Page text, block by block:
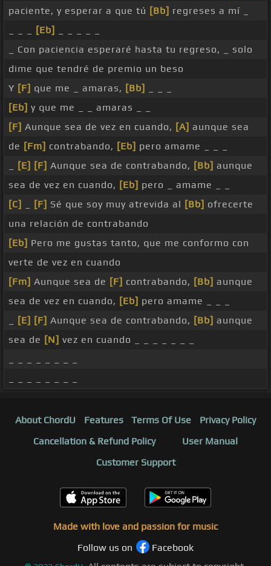
paciente, y esperar a que tú [Bb] regreses a mí _
[Eb]
_ Con paciencia esperaré hasta tu regreso, _ solo
dime que tendré de premio un beso
Y [F] que me _ amaras, [Bb]
[Eb] y que me _ _ amaras _ _
[F] Aunque sea de vez en cuando, [A] aunque sea
de [Fm] contrabando, [Eb] pero amame _ _ _
[E] [F] Aunque sea de contrabando, [Bb] aunque
sea de vez en cuando, [Eb] pero _ amame _ _
[C]
[F] Sé que soy muy atrevida al [Bb] ofrecerte
una relación de contrabando
[Eb] Pero me gustas tanto, que me conformo con
verte de vez en cuando
[Fm] Aunque sea de [F] contrabando, [Bb] aunque
sea de vez en cuando, [Eb] pero amame _ _ _
[E] [F] Aunque sea de contrabando, [Bb] aunque
sea de [N] vez en cuando _ _ _ _ _ _ _
About ChordU Features Terms Of Use
Privacy Policy
Cancellation & Refund Policy
User Manual
Customer Support
Made with love and passion for music
Follow us on
Facebook